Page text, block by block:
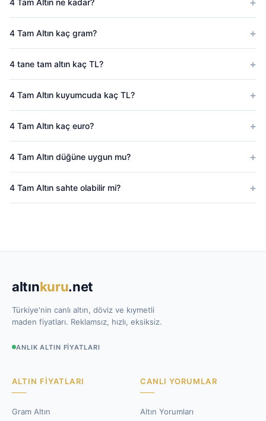
4 Tam Altın ne kadar?
4 Tam Altın kaç gram?
4 tane tam altın kaç TL?
4 Tam Altın kuyumcuda kaç TL?
4 Tam Altın kaç euro?
4 Tam Altın düğüne uygun mu?
4 Tam Altın sahte olabilir mi?
altınkuru.net
Türkiye'nin canlı altın, döviz ve kıymetli
maden fiyatları. Reklamsız, hızlı, eksiksiz.
ANLIK ALTIN FIYATLARI
ALTIN FIYATLARI
Gram Altın
CANLI YORUMLAR
Altın Yorumları